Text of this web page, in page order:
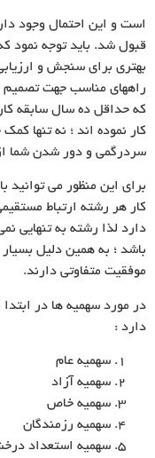
است و این احتمال وجود
قبول شد. باید توجه نمود
بهترى براى سنجش و
راههاى مناسب جهت
که حداقل ده سال سابقه
کار نموده اند ؛ نه تنها
سردرگمى و دور شدن شما
براى این منظور مى توانید
کار هر رشته ارتباط
دارد لذا رشته به تنهایى
باشد ؛ به همین دلیل
موفقیت متفاوتى دارند.
در مورد سهمیه ها در
دارد :
سهمیه عام
سهمیه آزاد
سهمیه خاص
سهمیه رزمندگان
سهمیه استعداد